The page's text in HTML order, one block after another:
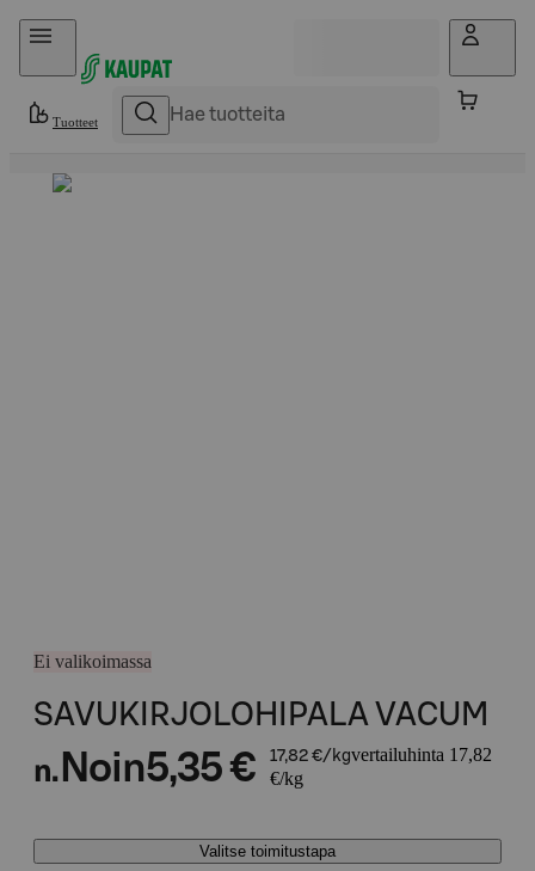
Hyppää sisältöön
Tuotteet
Ei valikoimassa
SAVUKIRJOLOHIPALA VACUM
n. Noin5,35 € 17,82 €/kgvertailuhinta 17,82
€/kg
Valitse toimitustapa